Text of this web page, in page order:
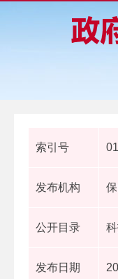
索引号
发布机构
公开目录
发布日期